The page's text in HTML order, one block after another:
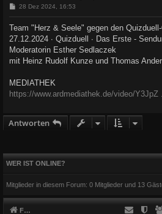
B
t
r
g
28 Dez 2024, 16:53
Team "Herz & Seele" gegen den
27.12.2024 ∙ Quizduell ∙ Das Erste -
Moderatorin Esther Sedlaczek
mit Heinz Rudolf Kunze und Thomas
MEDIATHEK
https://www.ardmediathek.de/video/Y3JpZ
Antworten
WER IST ONLINE?
Mitglieder in diesem Forum: 0 Mitglieder und 13
Foren-Übersicht